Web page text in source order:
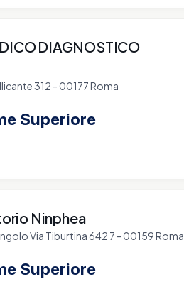
DIAGNOSTICO
312 - 00177 Roma
Superiore
Ninphea
Via Tiburtina 642 7 - 00159 Roma
Superiore